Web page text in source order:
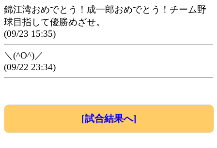
錦江湾おめでとう！成一郎おめでとう！チーム野
球目指して優勝めざせ。
(09/23 15:35)
＼(^O^)／
(09/22 23:34)
[試合結果へ]